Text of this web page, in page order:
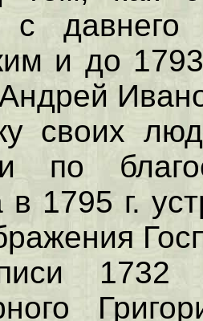
с давнего
и до
своих
по
в 1795 г.